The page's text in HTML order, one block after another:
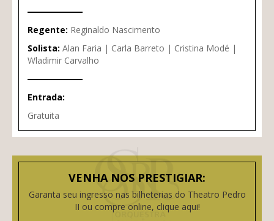
Regente: Reginaldo Nascimento
Solista: Alan Faria | Carla Barreto | Cristina Modé |
Wladimir Carvalho
Entrada:
Gratuita
VENHA NOS PRESTIGIAR:
Garanta seu ingresso nas bilheterias do Theatro Pedro
II ou compre online, clique aqui!